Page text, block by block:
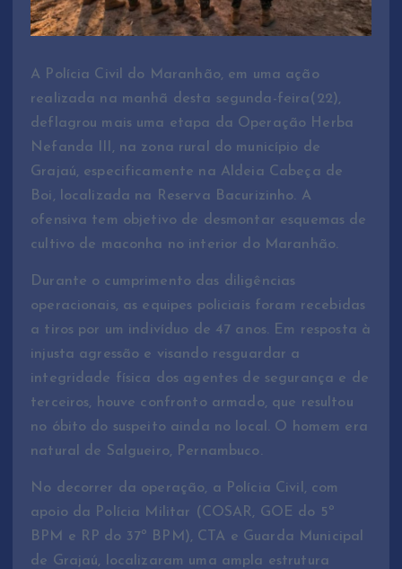
A Polícia Civil do Maranhão, em uma ação
realizada na manhã desta segunda-feira(22),
deflagrou mais uma etapa da Operação Herba
Nefanda III, na zona rural do município de
Grajaú, especificamente na Aldeia Cabeça de
Boi, localizada na Reserva Bacurizinho. A
ofensiva tem objetivo de desmontar esquemas de
cultivo de maconha no interior do Maranhão.
Durante o cumprimento das diligências
operacionais, as equipes policiais foram recebidas
a tiros por um indivíduo de 47 anos. Em resposta à
injusta agressão e visando resguardar a
integridade física dos agentes de segurança e de
terceiros, houve confronto armado, que resultou
no óbito do suspeito ainda no local. O homem era
natural de Salgueiro, Pernambuco.
No decorrer da operação, a Polícia Civil, com
apoio da Polícia Militar (COSAR, GOE do 5º
BPM e RP do 37º BPM), CTA e Guarda Municipal
de Grajaú, localizaram uma ampla estrutura